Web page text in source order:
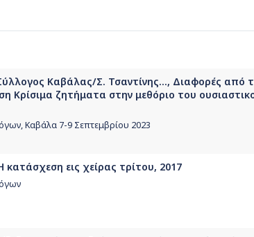
Καβάλας/Σ. Τσαντίνης..., Διαφορές από
Κρίσιμα ζητήματα στην μεθόριο του
Καβάλα 7-9 Σεπτεμβρίου 2023
εις χείρας τρίτου, 2017